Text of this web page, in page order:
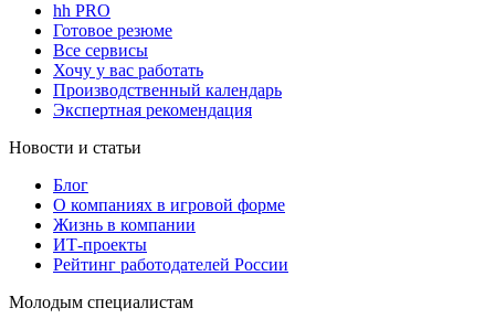
hh PRO
Готовое резюме
Все сервисы
Хочу у вас работать
Производственный календарь
Экспертная рекомендация
Новости и статьи
Блог
О компаниях в игровой форме
Жизнь в компании
ИТ-проекты
Рейтинг работодателей России
Молодым специалистам